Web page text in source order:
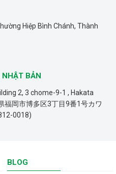
Hiệp Bình Chánh, Thành
NHẬT BẢN
2, 3 chome-9-1 , Hakata
福岡市博多区3丁目9番1号カワ
0018)
BLOG